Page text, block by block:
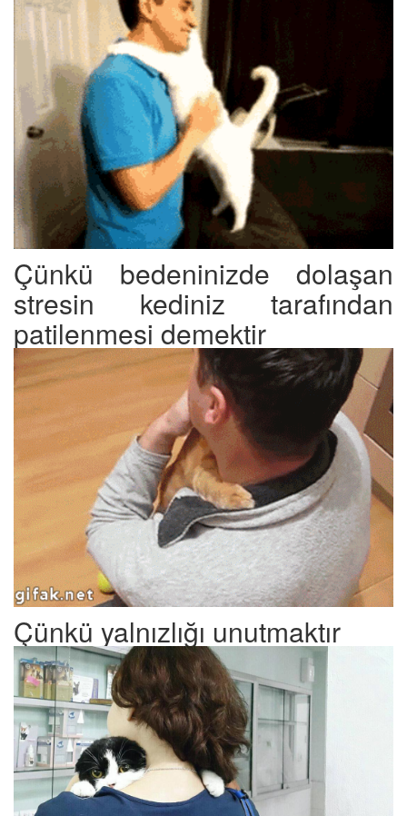
Çünkü bedeninizde dolaşan
stresin kediniz tarafından
patilenmesi demektir
Çünkü yalnızlığı unutmaktır